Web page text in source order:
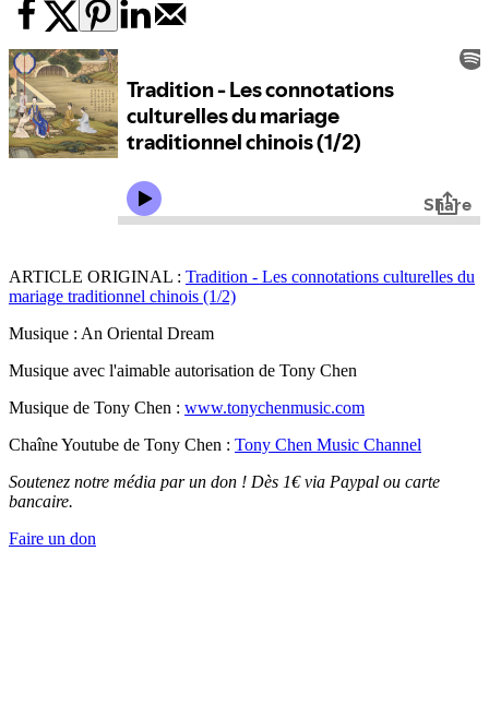
ARTICLE ORIGINAL : Tradition - Les connotations culturelles du
mariage traditionnel chinois (1/2)
Musique : An Oriental Dream
Musique avec l'aimable autorisation de Tony Chen
Musique de Tony Chen : www.tonychenmusic.com
Chaîne Youtube de Tony Chen : Tony Chen Music Channel
Soutenez notre média par un don ! Dès 1€ via Paypal ou carte
bancaire.
Faire un don